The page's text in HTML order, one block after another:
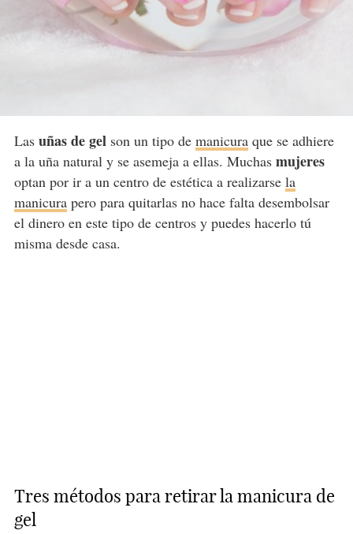
Las uñas de gel son un tipo de manicuraque se adhiere
a la uña natural y se asemeja a ellas. Muchas mujeres
optan por ir a un centro de estética a realizarse la
manicurapero para quitarlas no hace falta desembolsar
el dinero en este tipo de centros y puedes hacerlo tú
misma desde casa.
Tres métodos para retirar la manicura de
gel